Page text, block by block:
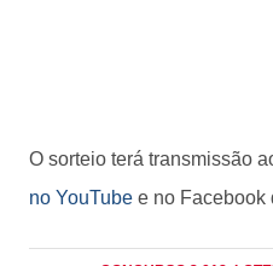
O sorteio terá transmissão
no YouTube e no Facebook